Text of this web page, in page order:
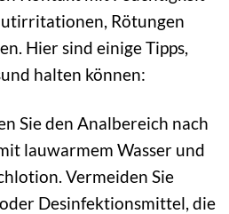
Rötungen
Hier sind einige Tipps,
halten können:
Sie den Analbereich nach
lauwarmem Wasser und
Vermeiden Sie
Desinfektionsmittel, die